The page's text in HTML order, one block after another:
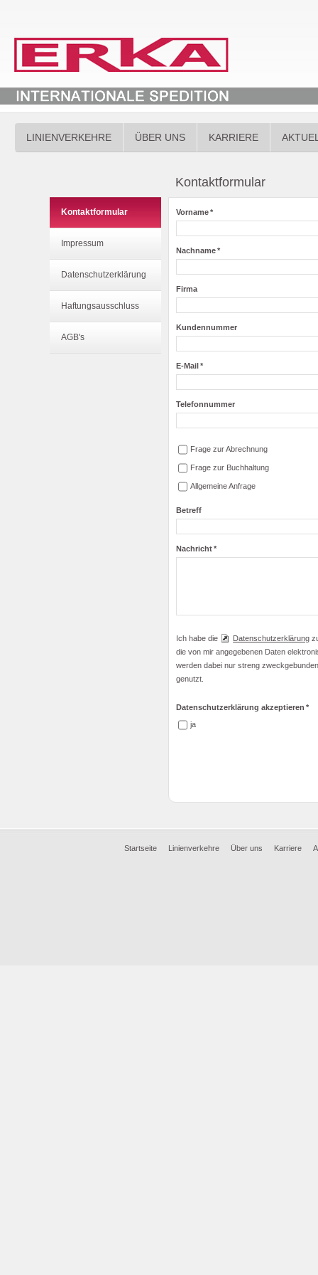
LINIENVERKEHRE ÜBER UNS KARRIERE
Kontaktformular
Kontaktformular
Impressum
Datenschutzerklärung
Haftungsausschluss
AGB's
Vorname*
Nachname*
Firma
Kundennummer
E-Mail*
Telefonnummer
Frage zur Abrechnung
Frage zur Buchhaltung
Allgemeine Anfrage
Betreff
Nachricht*
Ich habe die Datenschutzerklärung
die von mir angegebenen Daten
werden dabei nur streng
genutzt.
Datenschutzerklärung akzeptieren *
ja
Startseite Linienverkehre Über uns Karriere